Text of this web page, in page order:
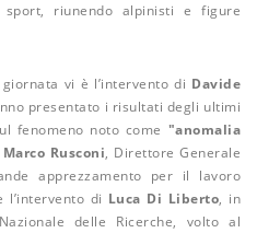
riunendo alpinisti e figure
vi è l’intervento di Davide
presentato i risultati degli ultimi
fenomeno noto come "anomalia
Marco Rusconi, Direttore Generale
apprezzamento per il lavoro
l’intervento di Luca Di Liberto, in
delle Ricerche, volto al